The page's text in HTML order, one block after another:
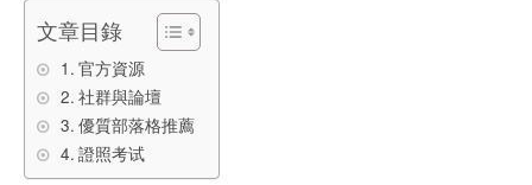
文章目錄
官方資源
社群與論壇
優質部落格推薦
證照考试